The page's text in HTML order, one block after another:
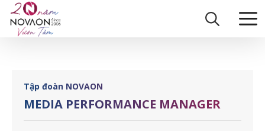
content
Trang chủ |
Tập đoàn NOVAON
MEDIA PERFORMANCE MANAGER